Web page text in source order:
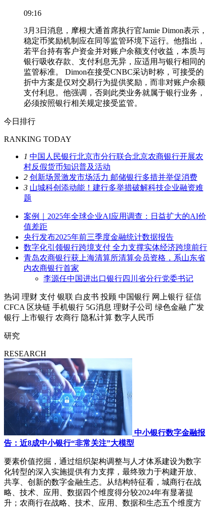
09:16
3月3日消息，摩根大通首席执行官Jamie Dimon表示，
稳定币奖励机制应在同等监管环境下运行。他指出，
若平台持有客户资金并对账户余额支付收益，本质与
银行吸收存款、支付利息无异，应适用与银行相同的
监管标准。 Dimon在接受CNBC采访时称，可接受的
折中方案是仅对交易行为提供奖励，而非对账户余额
支付利息。他强调，否则此类业务就属于银行业务，
必须按照银行相关规定接受监管。
今日排行
RANKING TODAY
1 中国人民银行北京市分行联合北京农商银行开展农
村反假货币知识普及活动
2 创新场景激发市场活力 邮储银行多措并举促消费
3 山城科创添动能！建行多举措破解科技企业融资难
题
案例｜2025年全球企业AI应用调查：日益扩大的AI价
值差距
央行发布2025年前三季度金融统计数据报告
数字化引领银行跨境支付 全力支撑实体经济跨境前行
青岛农商银行获上海清算所清算会员资格，系山东省
内农商银行首家
李源任中国进出口银行四川省分行党委书记
热词 理财 支付 银联 白皮书 投顾 中国银行 网上银行 征信
CFCA 区块链 手机银行 5G消息 理财子公司 绿色金融 广发
银行
上市银行 农商行 隐私计算 数字人民币
研究
RESEARCH
中小银行数字金融报
告：近8成中小银行“非常关注”大模型
要素价值挖掘，通过组织架构调整与人才体系建设为数字
化转型的深入实施提供有力支撑，最终致力于构建开放、
共享、创新的数字金融生态。从结构特征看，城商行在战
略、技术、应用、数据四个维度得分较2024年有显著提
升；农商行在战略、技术、应用、数据和生态五个维度方